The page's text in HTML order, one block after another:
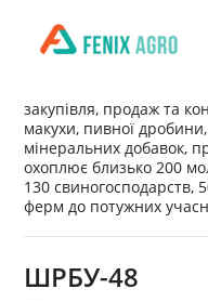
закупівля, продаж та
макухи, пивної
мінеральних добавок,
охоплює близько 200
130 свиногосподарств,
ферм до потужних
ШРБУ-48